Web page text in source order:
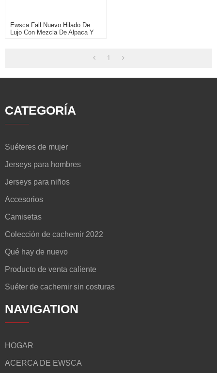
Ewsca Fall Nuevo Hilado De
Lujo Con Mezcla De Alpaca Y
1
CATEGORÍA
Suéteres de mujer
Jerseys para hombres
Jerseys para niños
Accesorios
Camisetas
Colección de cachemir 2022
Qué hay de nuevo
Producto de venta caliente
Suéter de cachemir sin costuras
NAVIGATION
HOGAR
ACERCA DE EWSCA